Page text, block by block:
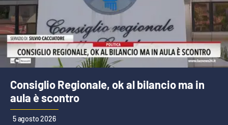
Cultura
Economia e Lavoro
Politica
Sanità
Società
Consiglio Regionale, ok al bilancio ma in
aula è scontro
5 agosto 2026